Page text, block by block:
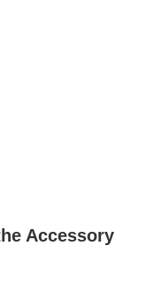
Accessory